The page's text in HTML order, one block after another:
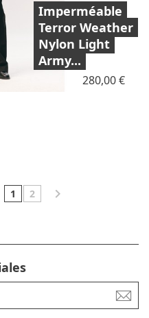
Imperméable
Terror Weather
Nylon Light
Army...
Prix
280,00 €
1 2 